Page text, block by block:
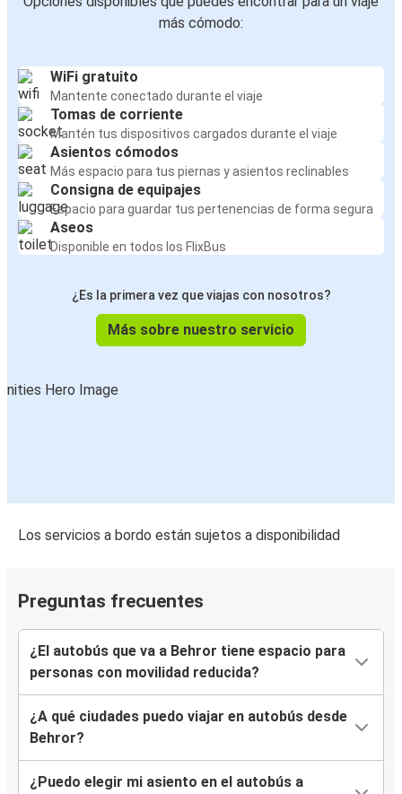
más cómodo:
WiFi gratuito
Mantente conectado durante el viaje
Tomas de corriente
Mantén tus dispositivos cargados durante el viaje
Asientos cómodos
Más espacio para tus piernas y asientos reclinables
Consigna de equipajes
Espacio para guardar tus pertenencias de forma segura
Aseos
Disponible en todos los FlixBus
¿Es la primera vez que viajas con nosotros?
Más sobre nuestro servicio
Los servicios a bordo están sujetos a disponibilidad
Preguntas frecuentes
¿El autobús que va a Behror tiene espacio para
personas con movilidad reducida?
¿A qué ciudades puedo viajar en autobús desde
Behror?
¿Puedo elegir mi asiento en el autobús a